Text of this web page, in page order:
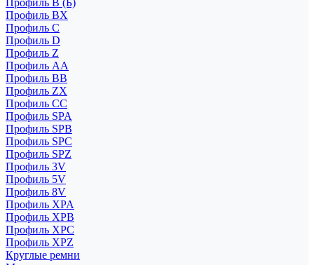
Профиль B (Б)
Профиль BX
Профиль C
Профиль D
Профиль Z
Профиль АА
Профиль BB
Профиль ZX
Профиль CC
Профиль SPA
Профиль SPB
Профиль SPC
Профиль SPZ
Профиль 3V
Профиль 5V
Профиль 8V
Профиль XPA
Профиль XPB
Профиль XPC
Профиль XPZ
Круглые ремни